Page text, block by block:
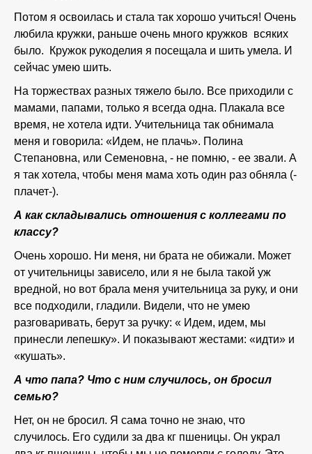
Потом я освоилась и стала так хорошо учиться! Очень
любила кружки, раньше очень много кружков всяких
было. Кружок рукоделия я посещала и шить умела. И
сейчас умею шить.
На торжествах разных тяжело было. Все приходили с
мамами, папами, только я всегда одна. Плакала все
время, не хотела идти. Учительница так обнимала
меня и говорила: «Идем, не плачь». Полина
Степановна, или Семеновна, - не помню, - ее звали. А
я так хотела, чтобы меня мама хоть один раз обняла (-
плачет-).
А как складывались отношения с коллегами по
классу?
Очень хорошо. Ни меня, ни брата не обижали. Может
от учительницы зависело, или я не была такой уж
вредной, но вот брала меня учительница за руку, и они
все подходили, гладили. Видели, что не умею
разговаривать, берут за ручку: « Идем, идем, мы
принесли лепешку». И показывают жестами: «идти» и
«кушать».
А что папа? Что с ним случилось, он бросил
семью?
Нет, он не бросил. Я сама точно не знаю, что
случилось. Его судили за два кг пшеницы. Он украл